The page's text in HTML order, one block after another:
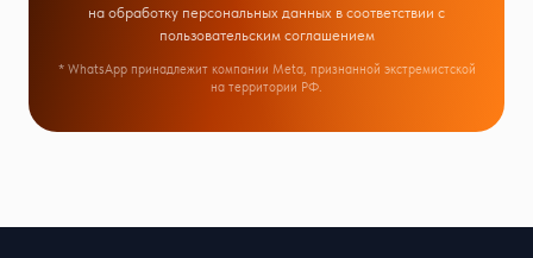
на обработку персональных данных в соответствии с
пользовательским соглашением
* WhatsApp принадлежит компании Meta, признанной экстремистской
на территории РФ.